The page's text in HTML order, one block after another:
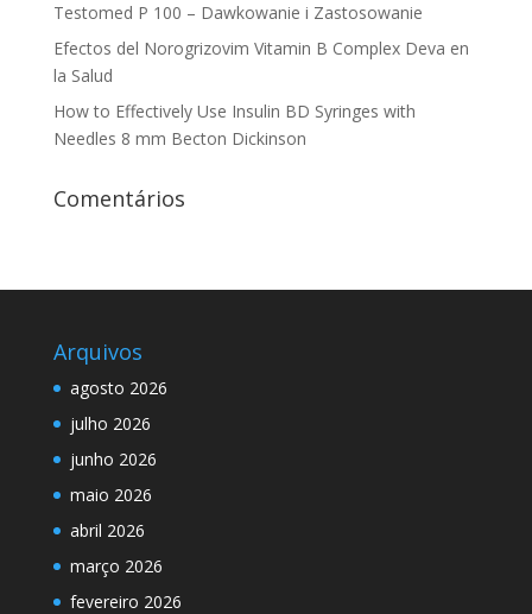
Testomed P 100 – Dawkowanie i Zastosowanie
Efectos del Norogrizovim Vitamin B Complex Deva en
la Salud
How to Effectively Use Insulin BD Syringes with
Needles 8 mm Becton Dickinson
Comentários
Arquivos
agosto 2026
julho 2026
junho 2026
maio 2026
abril 2026
março 2026
fevereiro 2026